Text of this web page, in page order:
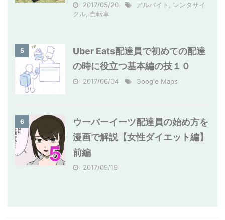
2017/05/20 アルバイト , レンタサイ
クル, 自転車
5
Uber Eats配達員で初めての配達
の時に役立つ基本編の技１０
2017/06/04 Google Maps
6
ウーバーイーツ配達員の始め方を
漫画で解説【女性ダイエット編】
前編
2017/09/19